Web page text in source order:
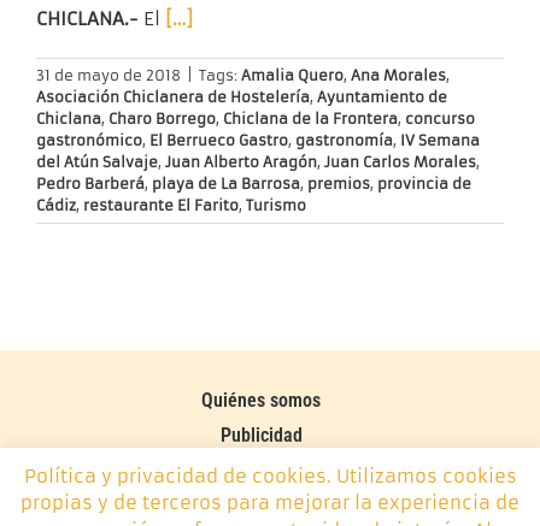
CHICLANA.- El […]
31 de mayo de 2018 Tags: Amalia Quero, Ana Morales,
Asociación Chiclanera de Hostelería, Ayuntamiento de
Chiclana, Charo Borrego, Chiclana de la Frontera, concurso
gastronómico, El Berrueco Gastro, gastronomía, IV Semana
del Atún Salvaje, Juan Alberto Aragón, Juan Carlos Morales,
Pedro Barberá, playa de La Barrosa, premios, provincia de
Cádiz, restaurante El Farito, Turismo
Quiénes somos
Publicidad
Contacto
Política de cookies
Política y privacidad de cookies. Utilizamos cookies
propias y de terceros para mejorar la experiencia de